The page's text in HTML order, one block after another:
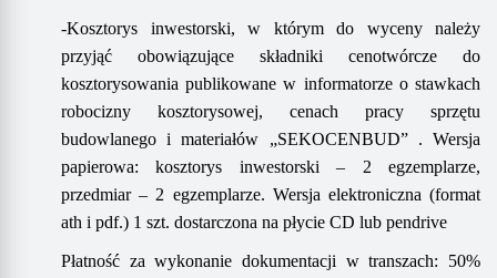
-Kosztorys inwestorski, w którym do wyceny należy
przyjąć obowiązujące składniki cenotwórcze do
kosztorysowania publikowane w informatorze o stawkach
robocizny kosztorysowej, cenach pracy sprzętu
budowlanegoi materiałów „SEKOCENBUD”.Wersja
papierowa: kosztorys inwestorski – 2 egzemplarze,
przedmiar – 2 egzemplarze. Wersja elektroniczna (format
ath i pdf.) 1 szt. dostarczona na płycie CD lub pendrive
Płatność za wykonanie dokumentacji w transzach: 50%